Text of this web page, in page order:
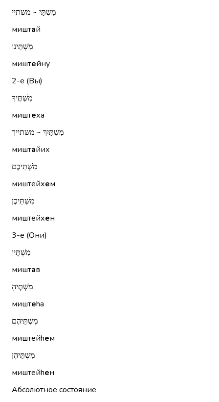
מִשְׁתַּי ~ משתיי
миштай
מִשְׁתֵּינוּ
миштейну
2-е (Вы)
מִשְׁתֶּיךָ
миштеха
מִשְׁתַּיִךְ ~ משתייך
миштайих
מִשְׁתֵּיכֶם
миштейхем
מִשְׁתֵּיכֶן
миштейхен
3-е (Они)
מִשְׁתָּיו
миштав
מִשְׁתֶּיהָ
миштеhа
מִשְׁתֵּיהֶם
миштейhем
מִשְׁתֵּיהֶן
миштейhен
Абсолютное состояние